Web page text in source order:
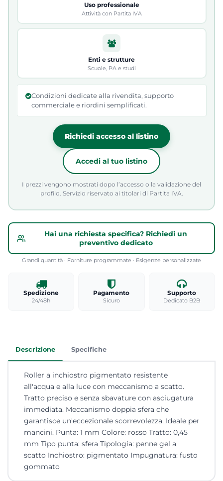
Uso professionale
Attività con Partita IVA
Enti e strutture
Scuole, PA e studi
Condizioni dedicate alla rivendita, supporto
commerciale e riordini semplificati.
Richiedi accesso al listino
Accedi al tuo listino
I prezzi vengono mostrati dopo l’accesso o la validazione del
profilo. Servizio riservato ai titolari di Partita IVA.
Hai una richiesta specifica? Richiedi un
preventivo dedicato
Grandi quantità · Forniture programmate · Esigenze personalizzate
Spedizione
24/48h
Pagamento
Sicuro
Supporto
Dedicato B2B
Descrizione Specifiche
Roller a inchiostro pigmentato resistente
all'acqua e alla luce con meccanismo a scatto.
Tratto preciso e senza sbavature con asciugatura
immediata. Meccanismo doppia sfera che
garantisce un'eccezionale scorrevolezza. Ideale per
mancini. Punta: 1 mm Colore: rosso Tratto: 0,45
mm Tipo punta: sfera Tipologia: penne gel a
scatto Inchiostro: pigmentato Impugnatura: fusto
gommato